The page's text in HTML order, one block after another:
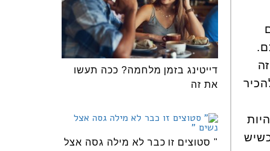
יש זוגות שהכירו בגיל 70, 80 ואף 90- כשיש
דייטינג בזמן מלחמה? ככה תעשו
את זה
" סטוצים זו כבר לא מילה גסה אצל